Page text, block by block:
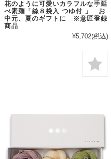
花のように可愛いカラフルな手延
べ素麺「絲８袋入 つゆ付 」 お
中元、夏のギフトに ※意匠登録
商品
¥5,702(税込)